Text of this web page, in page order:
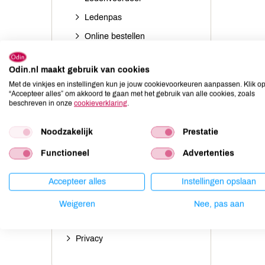
Ledenpas
Online bestellen
inloggen
Groente- en/of fruittas
Duurzaamheid
Actievoorwaarden
Disclaimer
Privacy
Odin.nl maakt gebruik van cookies
Met de vinkjes en instellingen kun je jouw cookievoorkeuren aanpassen. Klik op
“Accepteer alles” om akkoord te gaan met het gebruik van alle cookies, zoals
beschreven in onze cookieverklaring.
Noodzakelijk Prestatie
Functioneel Advertenties
Accepteer alles Instellingen opslaan
Weigeren Nee, pas aan